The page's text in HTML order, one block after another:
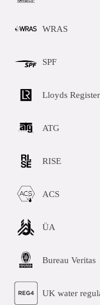
WRAS
SPF
Lloyds Register
ATG
RISE
ACS
ÜA
Bureau Veritas
UK water